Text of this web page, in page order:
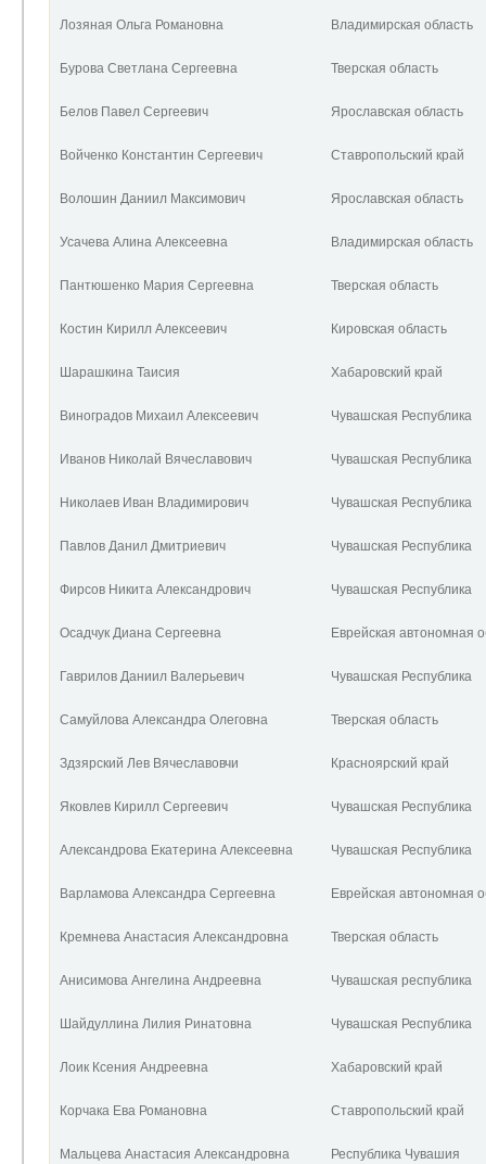
Лозяная Ольга Романовна Владимирская область
Бурова Светлана Сергеевна Тверская область
Белов Павел Сергеевич Ярославская область
Войченко Константин Сергеевич Ставропольский край
Волошин Даниил Максимович Ярославская область
Усачева Алина Алексеевна Владимирская область
Пантюшенко Мария Сергеевна Тверская область
Костин Кирилл Алексеевич Кировская область
Шарашкина Таисия Хабаровский край
Виноградов Михаил Алексеевич Чувашская Республика
Иванов Николай Вячеславович Чувашская Республика
Николаев Иван Владимирович Чувашская Республика
Павлов Данил Дмитриевич Чувашская Республика
Фирсов Никита Александрович Чувашская Республика
Осадчук Диана Сергеевна Еврейская автономная
Гаврилов Даниил Валерьевич Чувашская Республика
Самуйлова Александра Олеговна Тверская область
Здзярский Лев Вячеславовчи Красноярский край
Яковлев Кирилл Сергеевич Чувашская Республика
Александрова Екатерина Алексеевна Чувашская Республика
Варламова Александра Сергеевна Еврейская автономная
Кремнева Анастасия Александровна Тверская область
Анисимова Ангелина Андреевна Чувашская республика
Шайдуллина Лилия Ринатовна Чувашская Республика
Лоик Ксения Андреевна Хабаровский край
Корчака Ева Романовна Ставропольский край
Мальцева Анастасия Александровна Республика Чувашия